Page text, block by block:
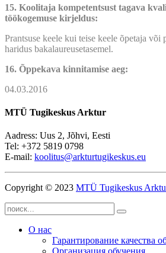
15. Koolitaja kompetentsust tagava
töökogemuse kirjeldus:
Prantsuse keele kui teise keele õpetaja või
haridus bakalaureusetasemel.
16. Õppekava kinnitamise aeg:
04.03.2016
MTÜ Tugikeskus Arktur
Aadress: Uus 2, Jõhvi, Eesti
Tel: +372 5819 0798
E-mail: koolitus@arkturtugikeskus.eu
Copyright © 2023 MTÜ Tugikeskus
О нас
Гарантирование качества